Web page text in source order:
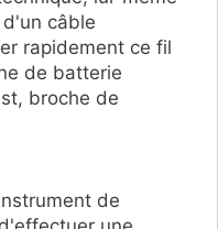
câble
rapidement ce fil
de batterie
broche de
de